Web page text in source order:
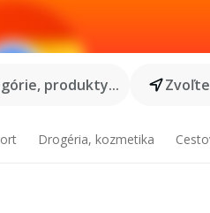
produkty...
Drogéria, kozmetika